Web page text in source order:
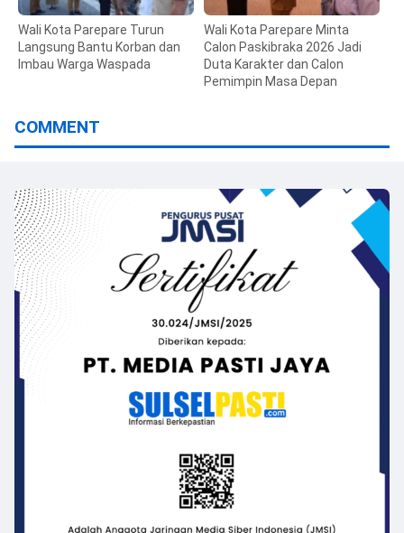
Wali Kota Parepare Turun
Langsung Bantu Korban dan
Imbau Warga Waspada
Wali Kota Parepare Minta
Calon Paskibraka 2026 Jadi
Duta Karakter dan Calon
Pemimpin Masa Depan
COMMENT